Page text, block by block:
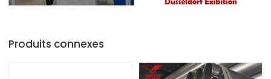
Produits connexes